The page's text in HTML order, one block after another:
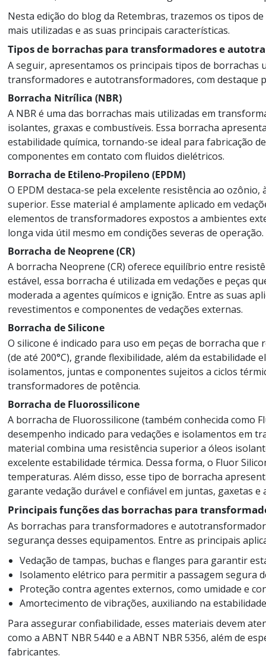
Nesta edição do blog da Retembras, trazemos os tipos
mais utilizadas e as suas principais características.
Tipos de borrachas para transformadores e
A seguir, apresentamos os principais tipos de borrachas
transformadores e autotransformadores, com destaque
Borracha Nitrílica (NBR)
A NBR é uma das borrachas mais utilizadas em
isolantes, graxas e combustíveis. Essa borracha
estabilidade química, tornando-se ideal para fabricação
componentes em contato com fluidos dielétricos.
Borracha de Etileno-Propileno (EPDM)
O EPDM destaca-se pela excelente resistência ao
superior. Esse material é amplamente aplicado em
elementos de transformadores expostos a ambientes
longa vida útil mesmo em condições severas de operação.
Borracha de Neoprene (CR)
A borracha Neoprene (CR) oferece equilíbrio entre
estável, essa borracha é utilizada em vedações e peças
moderada a agentes químicos e ignição. Entre as suas
revestimentos e componentes de vedações externas.
Borracha de Silicone
O silicone é indicado para uso em peças de borracha
(de até 200°C), grande flexibilidade, além da estabilidade
isolamentos, juntas e componentes sujeitos a ciclos
transformadores de potência.
Borracha de Fluorossilicone
A borracha de Fluorossilicone (também conhecida como
desempenho indicado para vedações e isolamentos em
material combina uma resistência superior a óleos
excelente estabilidade térmica. Dessa forma, o Fluor
temperaturas. Além disso, esse tipo de borracha
garante vedação durável e confiável em juntas, gaxetas
Principais funções das borrachas para
As borrachas para transformadores e
segurança desses equipamentos. Entre as principais
Vedação de tampas, buchas e flanges para garantir
Isolamento elétrico para permitir a passagem segura
Proteção contra agentes externos, como umidade e
Amortecimento de vibrações, auxiliando na
Para assegurar confiabilidade, esses materiais devem
como a ABNT NBR 5440 e a ABNT NBR 5356, além de
fabricantes.